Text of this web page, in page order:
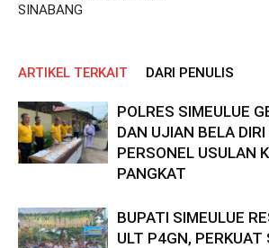
SINABANG
ARTIKEL TERKAIT DARI PENULIS
POLRES SIMEULUE
DAN UJIAN BELA
PERSONEL USULAN
PANGKAT
BUPATI SIMEULUE
ULT P4GN, PERKUAT